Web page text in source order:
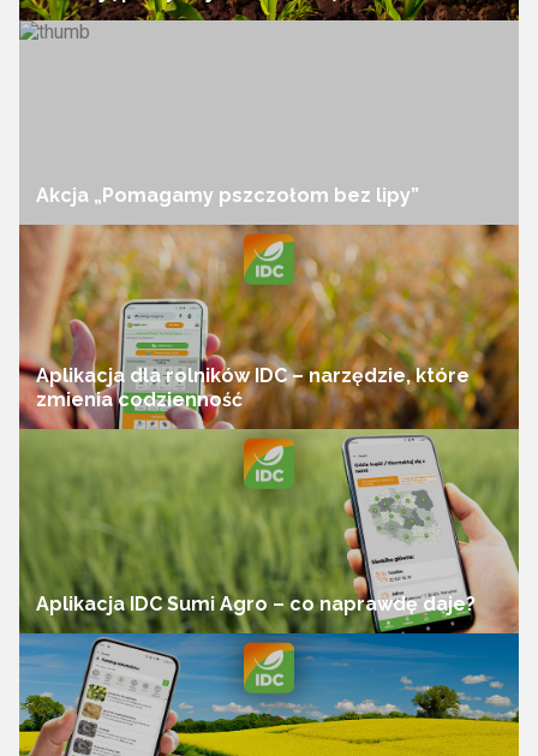
Akcja „Pomagamy pszczołom bez lipy”
Aplikacja dla rolników IDC – narzędzie, które
zmienia codzienność
Aplikacja IDC Sumi Agro – co naprawdę daje?